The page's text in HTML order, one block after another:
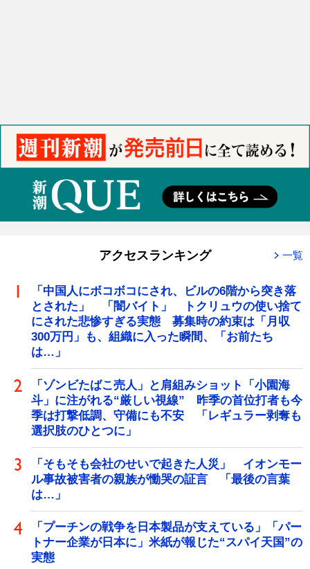
アクセスランキング 一覧
「中国人にボコボコにされ、ビルの6階から突き落
とされた」 「闇バイト」 トクリュウの使い捨て
にされた悲惨すぎる実態 募集時の約束は「月収
300万円」も、組織に入った瞬間、「お前たち
は…」
「ゾンビたばこ売人」と肩組みショット「小園海
斗」に注がれる“厳しい視線” 昨季の首位打者も今
季は打撃低調、守備にも不安 「レギュラー剥奪も
選択肢のひとつに」
「そもそも会社のせいで起きた人災」 イオンモー
ル事故被害者の親族が慟哭の証言 「最後の言葉
は…」
「プーチンの戦争を日本製品が支えている」「パー
トナー企業が日本に」米紙が報じた“スパイ天国”の
実態